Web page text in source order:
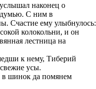
наконец о
С ним в
Счастие ему улыбнулось:
колокольни, и он
лестница на
к нему, Тиберий
усы.
шинок да помянем